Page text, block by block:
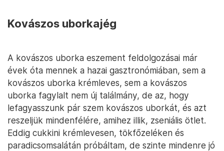
Kovászos uborkajég
A kovászos uborka eszement feldolgozásai már
évek óta mennek a hazai gasztronómiában, sem a
kovászos uborka krémleves, sem a kovászos
uborka fagylalt nem új találmány, de az, hogy
lefagyasszunk pár szem kovászos uborkát, és azt
reszeljük mindenfélére, amihez illik, zseniális ötlet.
Eddig cukkini krémlevesen, tökfőzeléken és
paradicsomsalátán próbáltam, de szinte mindenre jó